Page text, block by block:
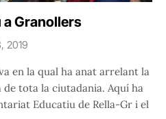
Granollers
2019
en la qual ha anat arrelant la
de tota la ciutadania. Aquí ha
Educatiu de Rella-Gr i el